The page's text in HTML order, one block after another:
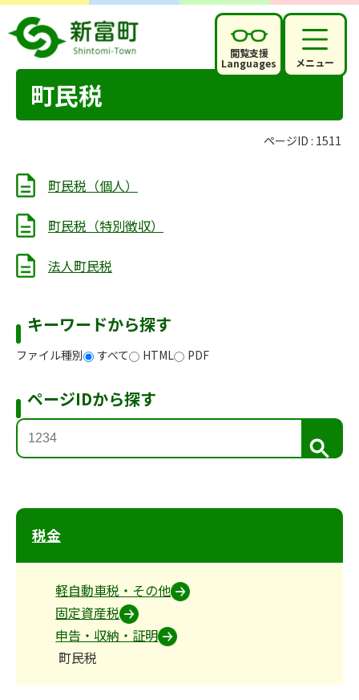
閲覧支援
Languages メニュー
町民税
ページID : 1511
町民税（個人）
町民税（特別徴収）
法人町民税
キーワードから探す
ファイル種別 すべて HTML PDF
ページIDから探す
検
索
税金
軽自動車税・その他
固定資産税
申告・収納・証明
町民税